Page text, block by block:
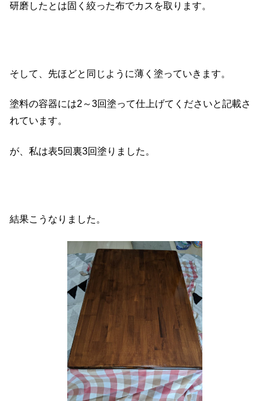
研磨したとは固く絞った布でカスを取ります。
そして、先ほどと同じように薄く塗っていきます。
塗料の容器には2～3回塗って仕上げてくださいと記載さ
れています。
が、私は表5回裏3回塗りました。
結果こうなりました。